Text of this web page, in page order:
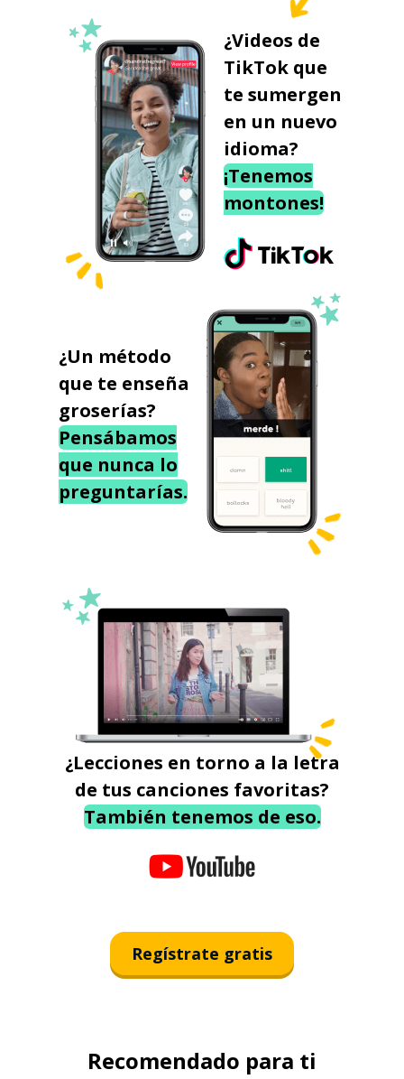
¿Videos de
TikTok que
te sumergen
en un nuevo
idioma?
¡Tenemos
montones!
¿Un método
que te enseña
groserías?
Pensábamos
que nunca lo
preguntarías.
¿Lecciones en torno a la letra
de tus canciones favoritas?
También tenemos de eso.
Regístrate gratis
Recomendado para ti